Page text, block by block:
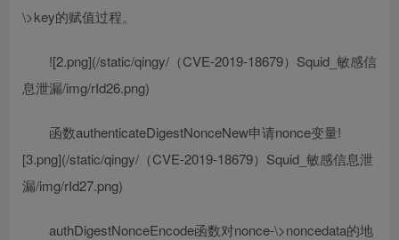
\>key的赋值过程。
![2.png](/static/qingy/（CVE-2019-18679）Squid_敏感信
息泄漏/img/rId26.png)
函数authenticateDigestNonceNew申请nonce变量!
[3.png](/static/qingy/（CVE-2019-18679）Squid_敏感信息泄
漏/img/rId27.png)
authDigestNonceEncode函数对nonce-\>noncedata的地